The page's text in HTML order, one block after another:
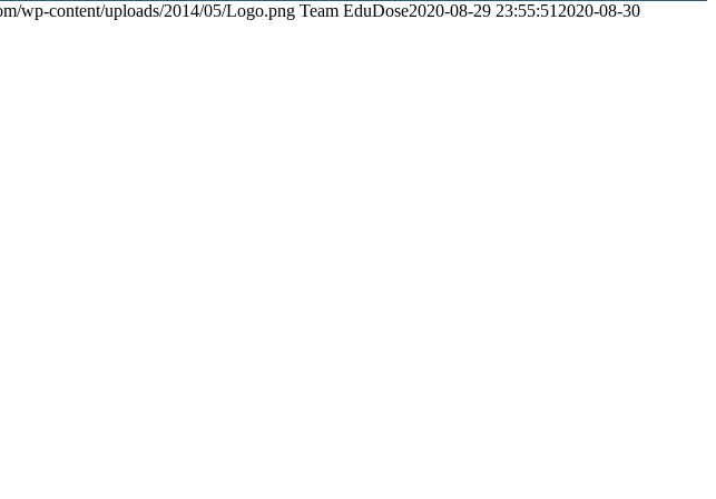
wp-content/uploads/2014/05/Logo.png Team EduDose2020-08-29 23:55:512020-08-30